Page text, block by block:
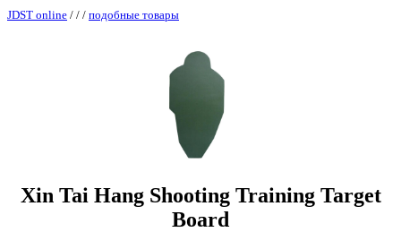
JDST online / / / подобные товары
Xin Tai Hang Shooting Training Target
Board